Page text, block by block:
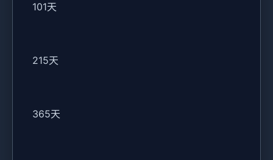
101天
215天
365天